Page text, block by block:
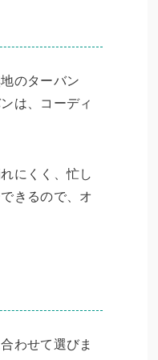
のターバン
は、コーディ
にくく、忙し
きるので、オ
わせて選びま